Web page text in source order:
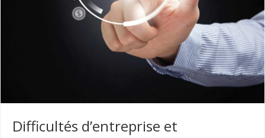
Difficultés d’entreprise et